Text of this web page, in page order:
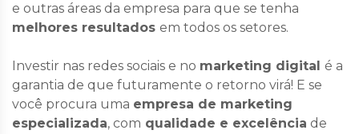
e outras áreas da empresa para que se tenha
melhores resultados em todos os setores.
Investir nas redes sociais e no marketing digital é a
garantia de que futuramente o retorno virá! E se
você procura uma empresa de marketing
especializada, com qualidade e excelência de